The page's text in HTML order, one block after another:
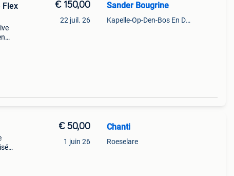
Flex
€ 150,00
22 juil. 26
Sander Bougrine
Kapelle-Op-Den-Bos En Deel Van Zemst
€ 50,00
1 juin 26
Chanti
Roeselare